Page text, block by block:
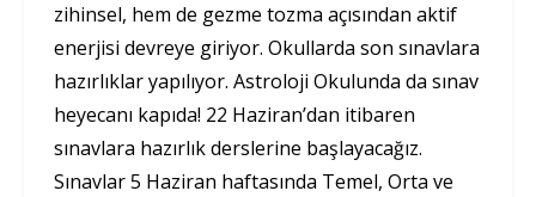
zihinsel, hem de gezme tozma açısından aktif
enerjisi devreye giriyor. Okullarda son sınavlara
hazırlıklar yapılıyor. Astroloji Okulunda da sınav
heyecanı kapıda! 22 Haziran’dan itibaren
sınavlara hazırlık derslerine başlayacağız.
Sınavlar 5 Haziran haftasında Temel, Orta ve